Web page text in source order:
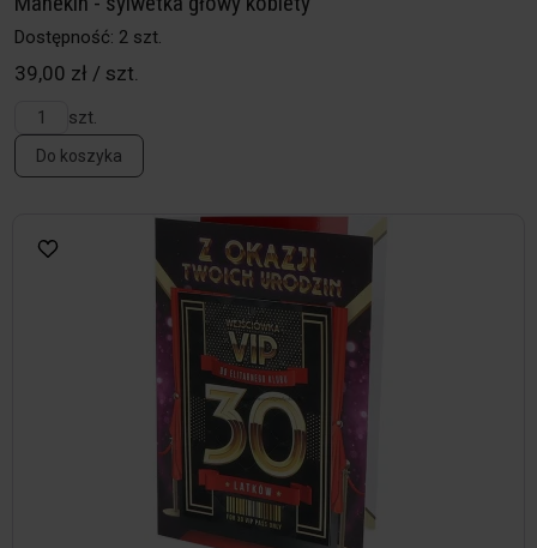
Dostępność: 2 szt.
39,00 zł / szt.
szt.
Do koszyka